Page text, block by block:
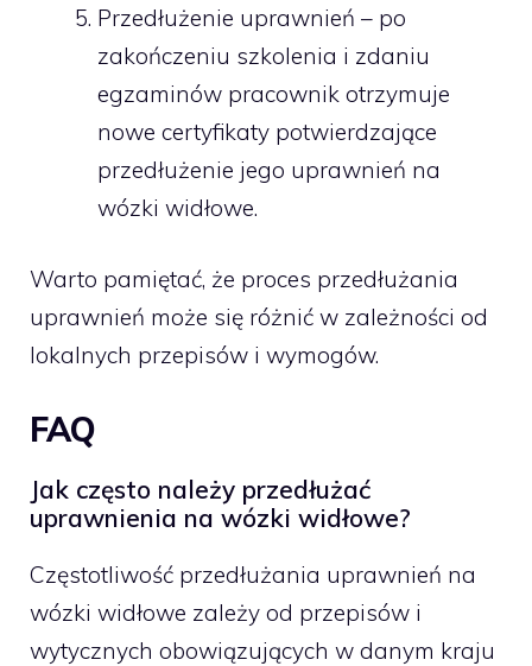
Przedłużenie uprawnień – po
zakończeniu szkolenia i zdaniu
egzaminów pracownik otrzymuje
nowe certyfikaty potwierdzające
przedłużenie jego uprawnień na
wózki widłowe.
Warto pamiętać, że proces przedłużania
uprawnień może się różnić w zależności od
lokalnych przepisów i wymogów.
FAQ
Jak często należy przedłużać
uprawnienia na wózki widłowe?
Częstotliwość przedłużania uprawnień na
wózki widłowe zależy od przepisów i
wytycznych obowiązujących w danym kraju